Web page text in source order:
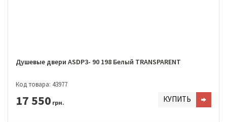
Душевые двери ASDP3- 90 198 Белый TRANSPARENT
Код товара: 43977
17 550 грн. КУПИТЬ